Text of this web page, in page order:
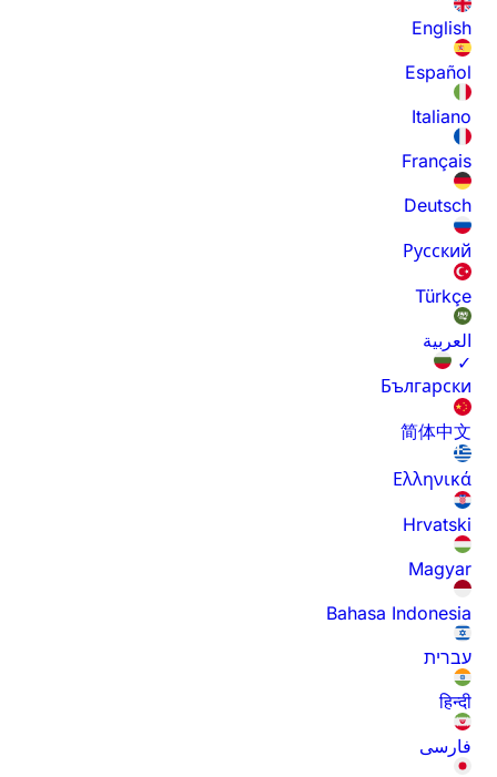
English
Español
Italiano
Français
Deutsch
Русский
Türkçe
العربية
✓
Български
简体中文
Ελληνικά
Hrvatski
Magyar
Bahasa Indonesia
עברית
हिन्दी
فارسی